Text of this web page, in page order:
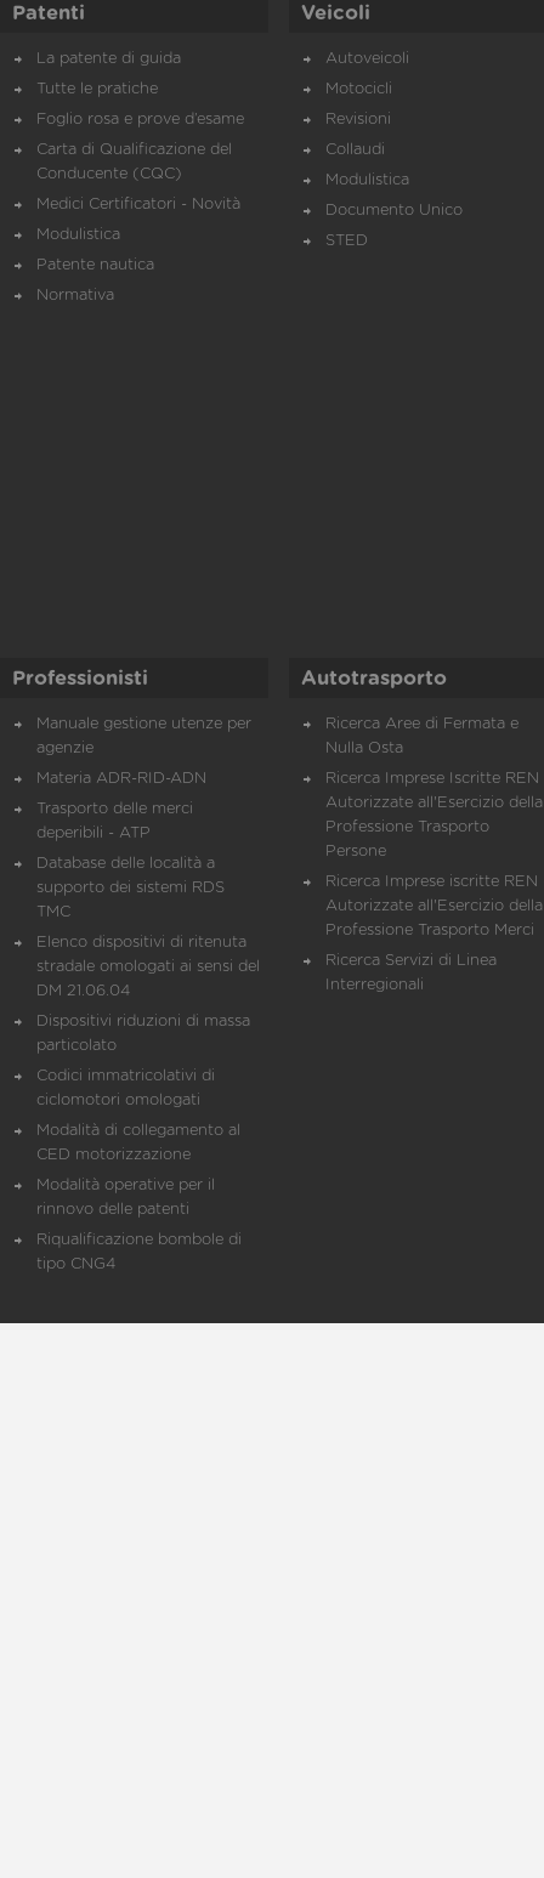
Patenti
La patente di guida
Tutte le pratiche
Foglio rosa e prove d’esame
Carta di Qualificazione del
Conducente (CQC)
Medici Certificatori - Novità
Modulistica
Patente nautica
Normativa
Veicoli
Autoveicoli
Motocicli
Revisioni
Collaudi
Modulistica
Documento Unico
STED
Professionisti
Manuale gestione utenze per
agenzie
Materia ADR-RID-ADN
Trasporto delle merci
deperibili - ATP
Database delle località a
supporto dei sistemi RDS
TMC
Elenco dispositivi di ritenuta
stradale omologati ai sensi del
DM 21.06.04
Dispositivi riduzioni di massa
particolato
Codici immatricolativi di
ciclomotori omologati
Modalità di collegamento al
CED motorizzazione
Modalità operative per il
rinnovo delle patenti
Riqualificazione bombole di
tipo CNG4
Autotrasporto
Ricerca Aree di Fermata e
Nulla Osta
Ricerca Imprese Iscritte REN
Autorizzate all'Esercizio della
Professione Trasporto
Persone
Ricerca Imprese iscritte REN
Autorizzate all'Esercizio della
Professione Trasporto Merci
Ricerca Servizi di Linea
Interregionali